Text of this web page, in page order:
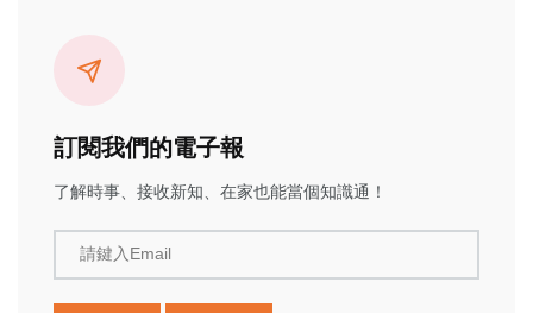
訂閱我們的電子報
了解時事、接收新知、在家也能當個知識通！
請鍵入Email